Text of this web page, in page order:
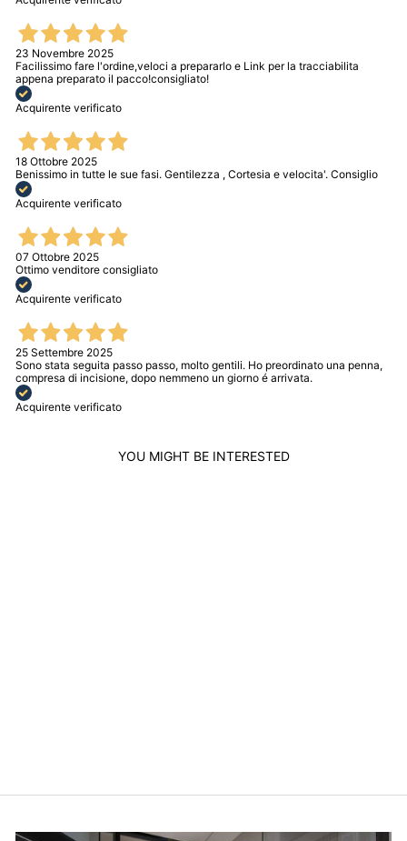
23 Novembre 2025
Facilissimo fare l'ordine,veloci a prepararlo e Link per la tracciabilita
appena preparato il pacco!consigliato!
Acquirente verificato
18 Ottobre 2025
Benissimo in tutte le sue fasi. Gentilezza , Cortesia e velocita'. Consiglio
Acquirente verificato
07 Ottobre 2025
Ottimo venditore consigliato
Acquirente verificato
25 Settembre 2025
Sono stata seguita passo passo, molto gentili. Ho preordinato una penna,
compresa di incisione, dopo nemmeno un giorno é arrivata.
Acquirente verificato
YOU MIGHT BE INTERESTED